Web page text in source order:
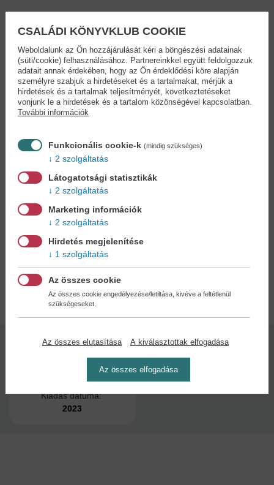
Beköszöntött a tavasz, az egész város a Húsvéti Mulatság lázában
ég. És nekem ma, éppen ma szakad ezernyi teendő a nyakamba: a
cukrászverseny is, ahol fülig merülök a csokoládéban. De
mancsban tartom az ügyet!
„Az én történeteim könnyebbek, mint a friss mozzarella,
kívánatosabbak, mint az edami, és ízesebbek, mint az érett
parmezán… szavamra, igazán bajuszemelő olvasmányok!”
Geronimo Stilton Rágcsáliában született, Egér-szigeten.
Diplomamunkáját a rágcsálóirodalom toponímiájából és
összehasonlító ősegérkori filozófiából írta. Geronimo Rágcsália
legolvasottabb napilapja, a Rágcsáló Hírek főszerkesztője. Az
Szabadidejében Geronimo 18. századi, antik sajthéjdarabkákat
gyűjt, de legszívesebben nagy sikerű történetek írásával
foglalatoskodik. Könyveit 52 nyelvre fordították le, és több mint 182
millió példányban adták el világszerte.
Adatok
Kötésmód:
Oldalszám:
Kiadás dátuma:
2023
CSALÁDI KÖNYVKLUB COOKIE
Weboldalunk az Ön hozzájárulását kéri a böngészési adatainak
(süti/cookie) felhasználásához. Partnereinkkel együtt feldolgozzuk
adatait annak érdekében, hogy az Ön érdeklődési köre alapján
személyre szabjuk a hirdetéseket és a tartalmakat, mérjük a
hirdetések és a tartalmak teljesítményét, következtetéseket
vonjunk le a hirdetések és a tartalom közönségével kapcsolatban.
További információk
Funkcionális cookie-k (mindig szükséges)
2 szolgáltatás
Látogatotsági statisztikák
2 szolgáltatás
Marketing információk
2 szolgáltatás
Hirdetés megjelenítése
1 szolgáltatás
Az összes cookie
Az összes cookie engedélyezése/letiltása, kivéve a feltétlenül
szükségeseket.
Az összes elutasítása A kiválasztottak elfogadása
Az összes elfogadása